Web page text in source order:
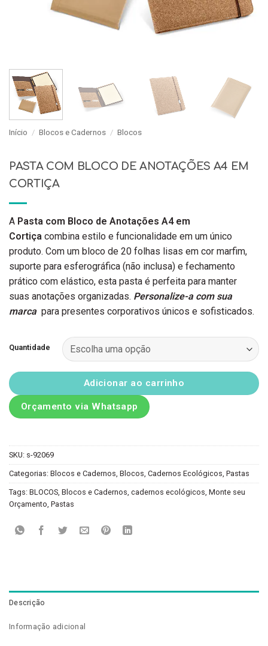
Início / Blocos e Cadernos / Blocos
PASTA COM BLOCO DE ANOTAÇÕES A4 EM
CORTIÇA
A Pasta com Bloco de Anotações A4 em
Cortiça combina estilo e funcionalidade em um único
produto. Com um bloco de 20 folhas lisas em cor marfim,
suporte para esferográfica (não inclusa) e fechamento
prático com elástico, esta pasta é perfeita para manter
suas anotações organizadas. Personalize-a com sua
marca para presentes corporativos únicos e sofisticados.
Quantidade
Adicionar ao carrinho
Orçamento via Whatsapp
SKU: s-92069
Categorias: Blocos e Cadernos Blocos Cadernos Ecológicos Pastas
Tags: BLOCOS Blocos e Cadernos cadernos ecológicos Monte seu
Orçamento Pastas
Descrição
Informação adicional